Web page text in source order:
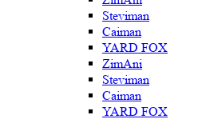
Steviman
Caiman
YARD FOX
ZimAni
Steviman
Caiman
YARD FOX